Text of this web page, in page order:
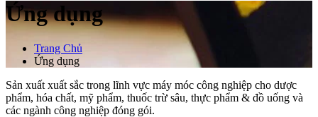
Ứng dụng
Trang Chủ
Ứng dụng
Sản xuất xuất sắc trong lĩnh vực máy móc công nghiệp cho dược
phẩm, hóa chất, mỹ phẩm, thuốc trừ sâu, thực phẩm & đồ uống và
các ngành công nghiệp đóng gói.